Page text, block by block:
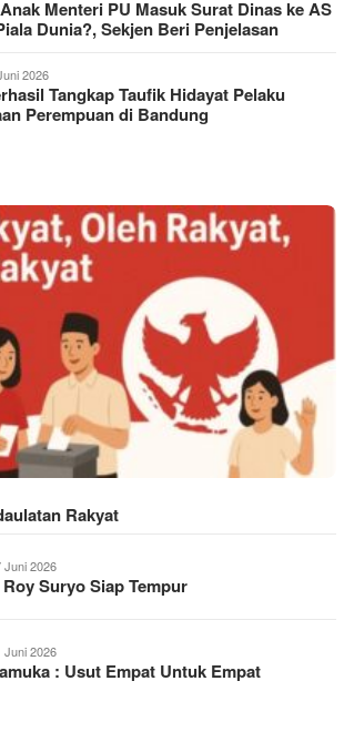
Menteri PU Masuk Surat Dinas ke AS
Dunia?, Sekjen Beri Penjelasan
2026
Tangkap Taufik Hidayat Pelaku
Perempuan di Bandung
Rakyat
Juni 2026
Suryo Siap Tempur
Juni 2026
: Usut Empat Untuk Empat